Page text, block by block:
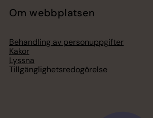
Om webbplatsen
Behandling av personuppgifter
Kakor
Lyssna
Tillgänglighetsredogörelse